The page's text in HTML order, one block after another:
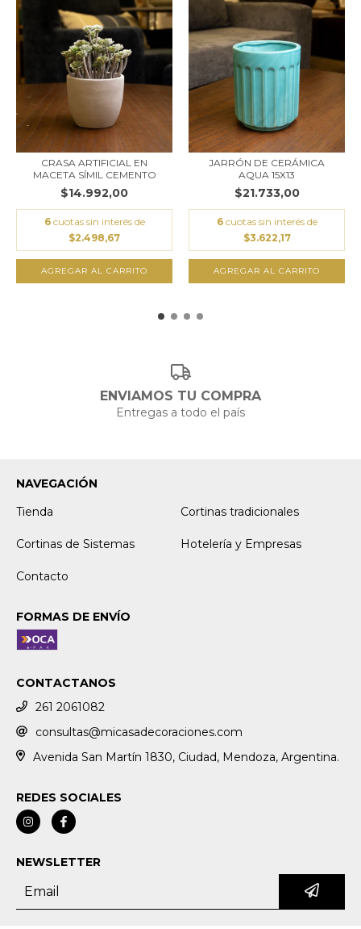
CRASA ARTIFICIAL EN
MACETA SÍMIL CEMENTO
$14.992,00
6 cuotas sin interés de
$2.498,67
JARRÓN DE CERÁMICA
AQUA 15X13
$21.733,00
6 cuotas sin interés de
$3.622,17
ENVIAMOS TU COMPRA
Entregas a todo el país
NAVEGACIÓN
Tienda
Cortinas tradicionales
Cortinas de Sistemas Hotelería y Empresas
Contacto
FORMAS DE ENVÍO
CONTACTANOS
261 2061082
consultas@micasadecoraciones.com
Avenida San Martín 1830, Ciudad, Mendoza, Argentina.
REDES SOCIALES
NEWSLETTER